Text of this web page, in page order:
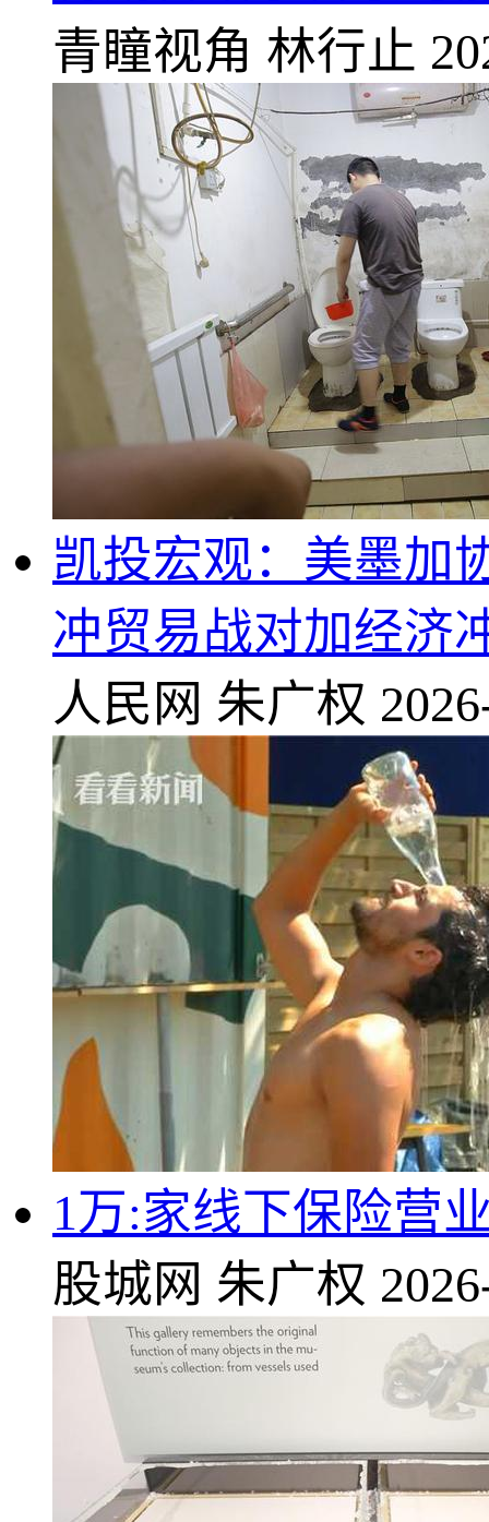
青瞳视角 林行止
凯投宏观：美墨加
冲贸易战对加经济
人民网 朱广权
1万:家线下保险营
股城网 朱广权